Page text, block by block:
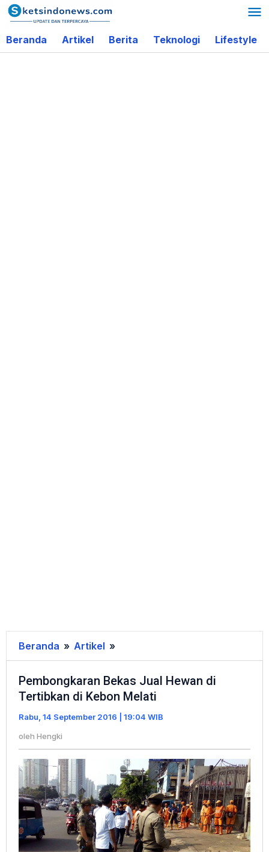
Lewati
ke
konten
Beranda Artikel Berita Teknologi Lifestyle
Beranda » Artikel »
Bekas
Jual
Hewan
di
di
Kebon
Melati
Pembongkaran Bekas Jual Hewan di
Tertibkan di Kebon Melati
Rabu, 14 September 2016 | 19:04 WIB
oleh Hengki